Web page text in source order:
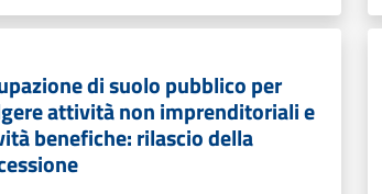
di suolo pubblico per
attività non imprenditoriali e
benefiche: rilascio della